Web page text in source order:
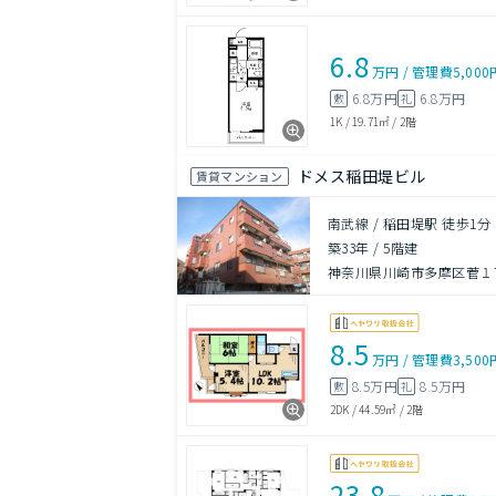
6.8万円 /管理費5,000
敷 6.8万円礼 6.8万円
1K / 19.71㎡ / 2階
賃貸マンション ドメス稲田堤ビル
南武線 / 稲田堤駅 徒歩1分
築33年 /5階建
神奈川県川崎市多摩区菅
8.5 万円 /管理費3,500
敷 8.5万円礼 8.5万円
2DK /44.59㎡ /2階